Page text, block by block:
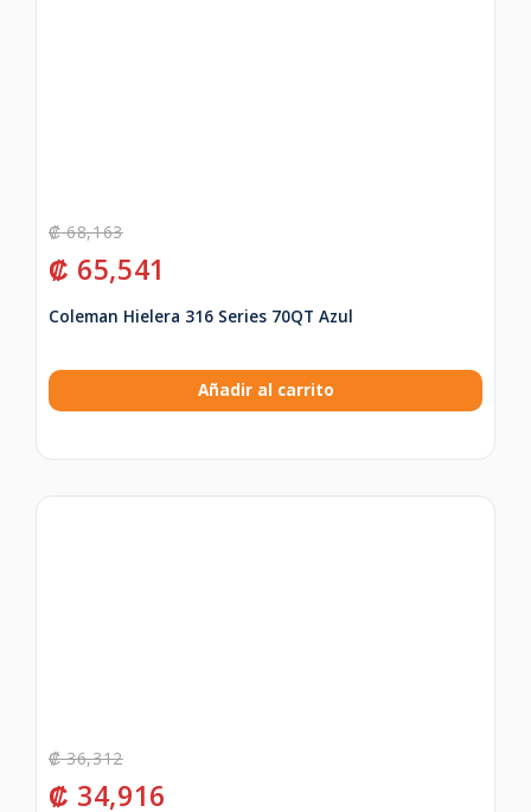
₡68,163
₡ 65,541
Coleman Hielera 316 Series 70QT Azul
Añadir al carrito
₡36,312
₡ 34,916